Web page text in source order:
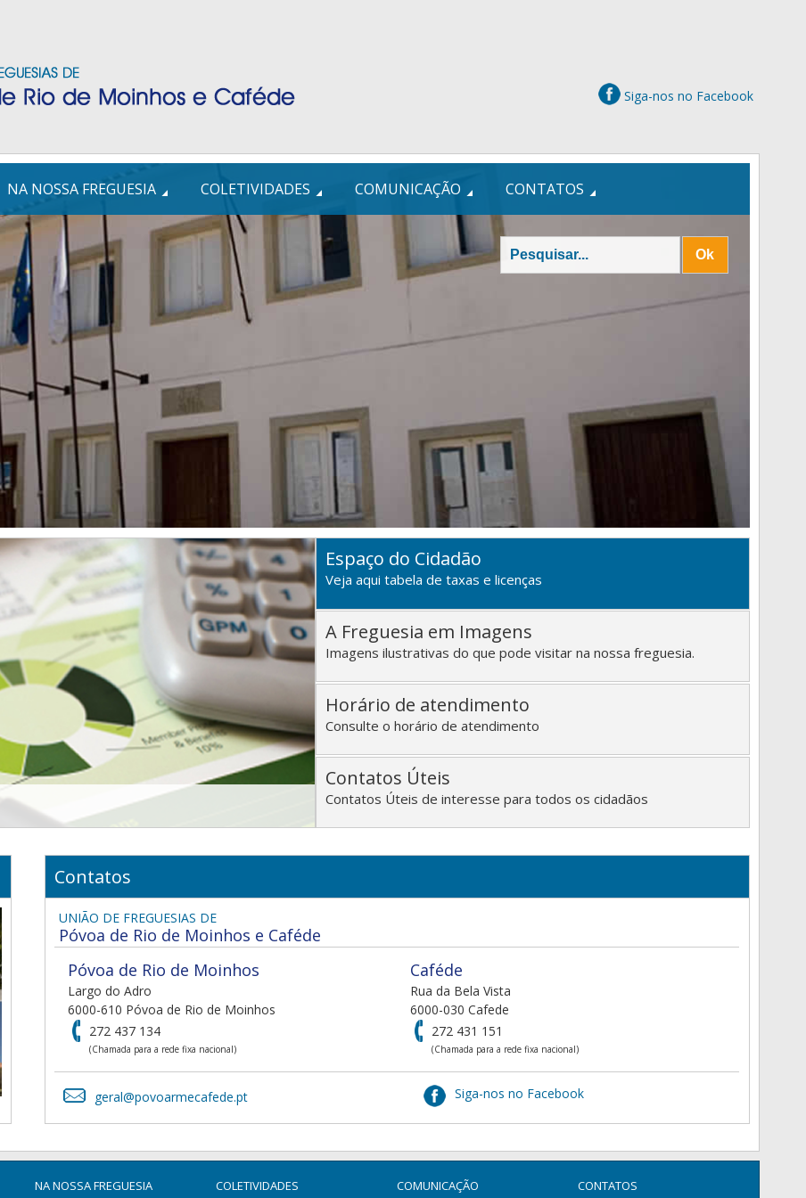
Siga-nos no Facebook
NA NOSSA FREGUESIA COLETIVIDADES COMUNICAÇÃO CONTATOS
Espaço do Cidadão
Veja aqui tabela de taxas e licenças
A Freguesia em Imagens
Imagens ilustrativas do que pode visitar na nossa freguesia.
Horário de atendimento
Consulte o horário de atendimento
Contatos Úteis
Contatos Úteis de interesse para todos os cidadãos
Contatos
UNIÃO DE FREGUESIAS DE
Póvoa de Rio de Moinhos e Caféde
Póvoa de Rio de Moinhos
Largo do Adro
6000-610 Póvoa de Rio de Moinhos
272 437 134
(Chamada para a rede fixa nacional)
Caféde
Rua da Bela Vista
6000-030 Cafede
272 431 151
(Chamada para a rede fixa nacional)
geral@povoarmecafede.pt Siga-nos no Facebook
NA NOSSA FREGUESIA COLETIVIDADES COMUNICAÇÃO CONTATOS